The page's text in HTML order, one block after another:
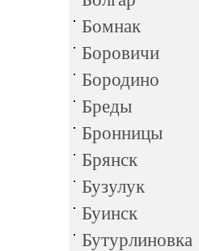
Бомнак
Боровичи
Бородино
Бреды
Бронницы
Брянск
Бузулук
Буинск
Бутурлиновка